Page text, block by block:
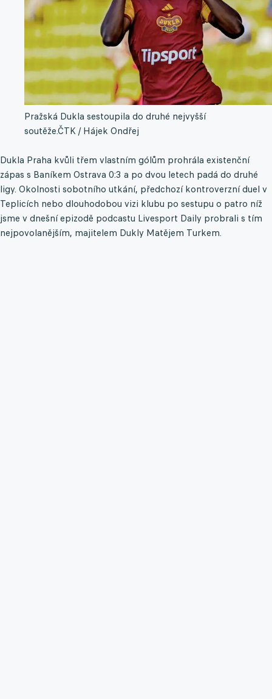
Pražská Dukla sestoupila do druhé nejvyšší
soutěže.ČTK / Hájek Ondřej
Dukla Praha kvůli třem vlastním gólům prohrála existenční
zápas s Baníkem Ostrava 0:3 a po dvou letech padá do druhé
ligy. Okolnosti sobotního utkání, předchozí kontroverzní duel v
Teplicích nebo dlouhodobou vizi klubu po sestupu o patro níž
jsme v dnešní epizodě podcastu Livesport Daily probrali s tím
nejpovolanějším, majitelem Dukly Matějem Turkem.